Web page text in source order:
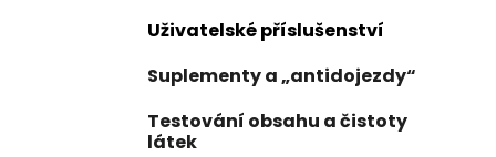
Uživatelské příslušenství
Suplementy a „antidojezdy“
Testování obsahu a čistoty
látek